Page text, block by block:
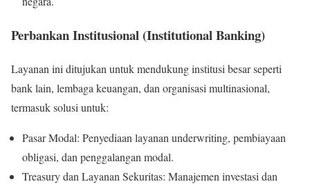
Perbankan Institusional (Institutional Banking)
Layanan ini ditujukan untuk mendukung institusi besar seperti
bank lain, lembaga keuangan, dan organisasi multinasional,
termasuk solusi untuk:
Pasar Modal: Penyediaan layanan underwriting, pembiayaan
obligasi, dan penggalangan modal.
Treasury dan Layanan Sekuritas: Manajemen investasi dan